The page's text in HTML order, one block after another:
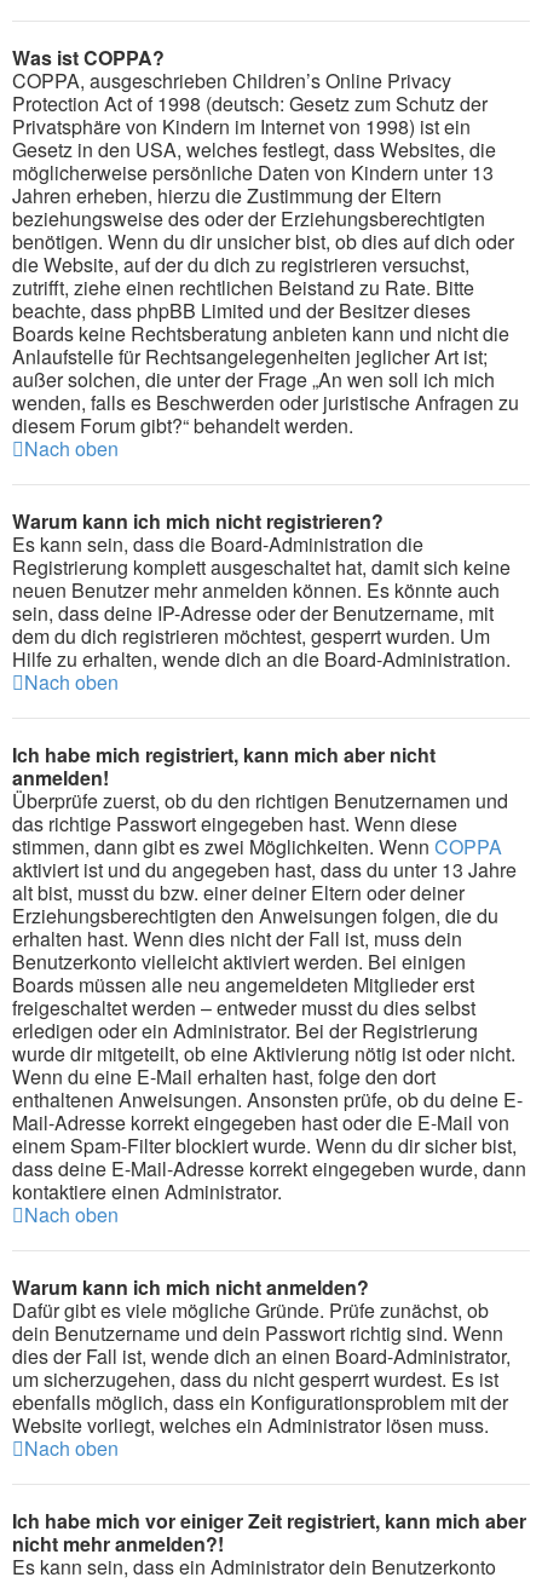
Was ist COPPA?
COPPA, ausgeschrieben Children’s Online Privacy
Protection Act of 1998 (deutsch: Gesetz zum Schutz der
Privatsphäre von Kindern im Internet von 1998) ist ein
Gesetz in den USA, welches festlegt, dass Websites, die
möglicherweise persönliche Daten von Kindern unter 13
Jahren erheben, hierzu die Zustimmung der Eltern
beziehungsweise des oder der Erziehungsberechtigten
benötigen. Wenn du dir unsicher bist, ob dies auf dich oder
die Website, auf der du dich zu registrieren versuchst,
zutrifft, ziehe einen rechtlichen Beistand zu Rate. Bitte
beachte, dass phpBB Limited und der Besitzer dieses
Boards keine Rechtsberatung anbieten kann und nicht die
Anlaufstelle für Rechtsangelegenheiten jeglicher Art ist;
außer solchen, die unter der Frage „An wen soll ich mich
wenden, falls es Beschwerden oder juristische Anfragen zu
diesem Forum gibt?“ behandelt werden.
Nach oben
Warum kann ich mich nicht registrieren?
Es kann sein, dass die Board-Administration die
Registrierung komplett ausgeschaltet hat, damit sich keine
neuen Benutzer mehr anmelden können. Es könnte auch
sein, dass deine IP-Adresse oder der Benutzername, mit
dem du dich registrieren möchtest, gesperrt wurden. Um
Hilfe zu erhalten, wende dich an die Board-Administration.
Nach oben
Ich habe mich registriert, kann mich aber nicht
anmelden!
Überprüfe zuerst, ob du den richtigen Benutzernamen und
das richtige Passwort eingegeben hast. Wenn diese
stimmen, dann gibt es zwei Möglichkeiten. Wenn COPPA
aktiviert ist und du angegeben hast, dass du unter 13 Jahre
alt bist, musst du bzw. einer deiner Eltern oder deiner
Erziehungsberechtigten den Anweisungen folgen, die du
erhalten hast. Wenn dies nicht der Fall ist, muss dein
Benutzerkonto vielleicht aktiviert werden. Bei einigen
Boards müssen alle neu angemeldeten Mitglieder erst
freigeschaltet werden – entweder musst du dies selbst
erledigen oder ein Administrator. Bei der Registrierung
wurde dir mitgeteilt, ob eine Aktivierung nötig ist oder nicht.
Wenn du eine E-Mail erhalten hast, folge den dort
enthaltenen Anweisungen. Ansonsten prüfe, ob du deine E-
Mail-Adresse korrekt eingegeben hast oder die E-Mail von
einem Spam-Filter blockiert wurde. Wenn du dir sicher bist,
dass deine E-Mail-Adresse korrekt eingegeben wurde, dann
kontaktiere einen Administrator.
Nach oben
Warum kann ich mich nicht anmelden?
Dafür gibt es viele mögliche Gründe. Prüfe zunächst, ob
dein Benutzername und dein Passwort richtig sind. Wenn
dies der Fall ist, wende dich an einen Board-Administrator,
um sicherzugehen, dass du nicht gesperrt wurdest. Es ist
ebenfalls möglich, dass ein Konfigurationsproblem mit der
Website vorliegt, welches ein Administrator lösen muss.
Nach oben
Ich habe mich vor einiger Zeit registriert, kann mich aber
nicht mehr anmelden?!
Es kann sein, dass ein Administrator dein Benutzerkonto